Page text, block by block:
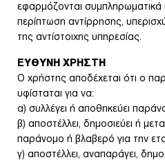
εφαρμόζονται
περίπτωση αντίρρησης,
της αντίστοιχης υπηρεσίας.
ΕΥΘΥΝΗ ΧΡΗΣΤΗ
Ο χρήστης αποδέχεται ότι ο
υφίσταται για να:
α) συλλέγει ή αποθηκεύει
β) αποστέλλει, δημοσιεύει ή
παράνομο ή βλαβερό για την
γ) αποστέλλει, αναπαράγει,